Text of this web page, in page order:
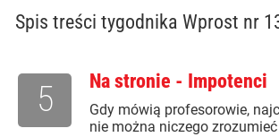
Spis treści tygodnika Wprost nr
Na stronie - Impotenci
Gdy mówią profesorowie,
nie można niczego zrozumieć
5